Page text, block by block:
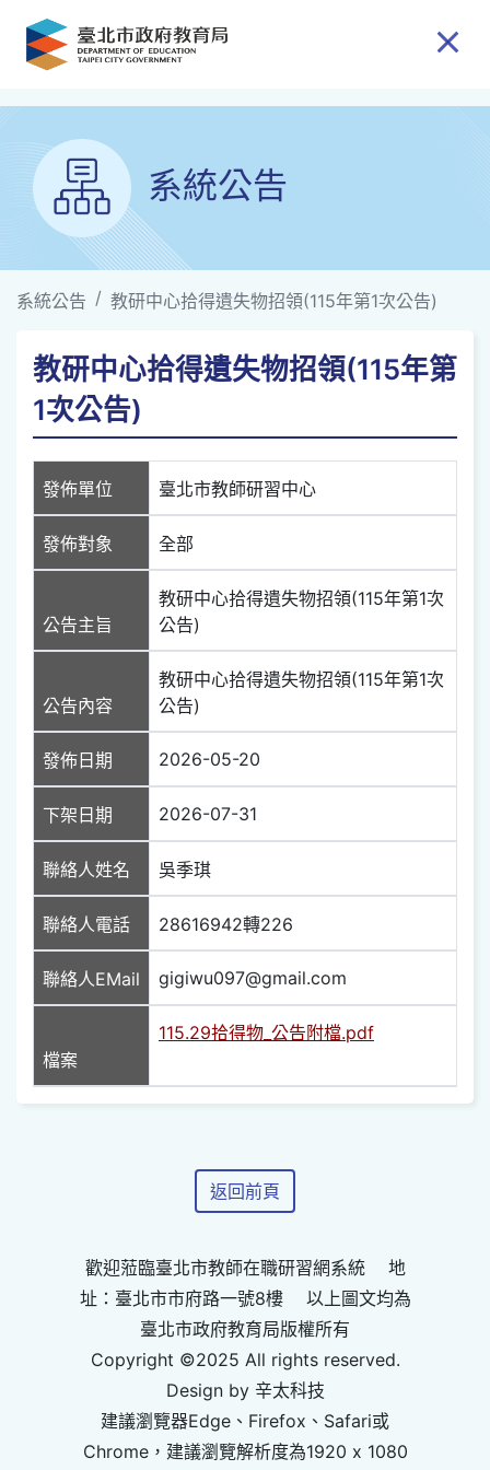
跳到主要內容
系統公告
系統公告 教研中心拾得遺失物招領(115年第1次公告)
教研中心拾得遺失物招領(115年第
1次公告)
發佈單位 臺北市教師研習中心
發佈對象 全部
公告主旨
教研中心拾得遺失物招領(115年第1次
公告)
公告內容
教研中心拾得遺失物招領(115年第1次
公告)
發佈日期 2026-05-20
下架日期 2026-07-31
聯絡人姓名 吳季琪
聯絡人電話 28616942轉226
聯絡人EMail gigiwu097@gmail.com
檔案
115.29拾得物_公告附檔.pdf
返回前頁
歡迎蒞臨臺北市教師在職研習網系統 地
址：臺北市市府路一號8樓 以上圖文均為
臺北市政府教育局版權所有
Copyright ©2025 All rights reserved.
Design by 辛太科技
建議瀏覽器Edge、Firefox、Safari或
Chrome，建議瀏覽解析度為1920 x 1080